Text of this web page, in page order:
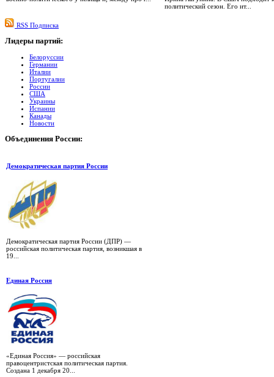
политический сезон. Его ит...
RSS Подписка
Лидеры партий:
Белоруссии
Германии
Италии
Португалии
России
США
Украины
Испании
Канады
Новости
Объединения России:
Демократическая партия России
Демократическая партия России (ДПР) —
российская политическая партия, возникшая в
19...
Единая Россия
«Единая Россия» — российская
правоцентристская политическая партия.
Создана 1 декабря 20...